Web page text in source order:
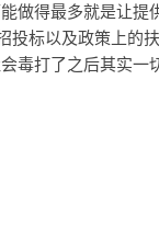
做得最多就是让提
标以及政策上的
毒打了之后其实一